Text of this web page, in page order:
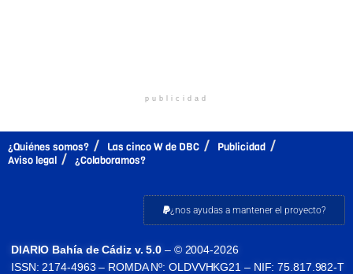
publicidad
¿Quiénes somos? Las cinco W de DBC
Publicidad
Aviso legal
¿Colaboramos?
¿nos ayudas a mantener el proyecto?
DIARIO Bahía de Cádiz v. 5.0 – © 2004-2026
ISSN: 2174-4963 – ROMDA Nº: OLDVVHKG21 – NIF: 75.817.982-T